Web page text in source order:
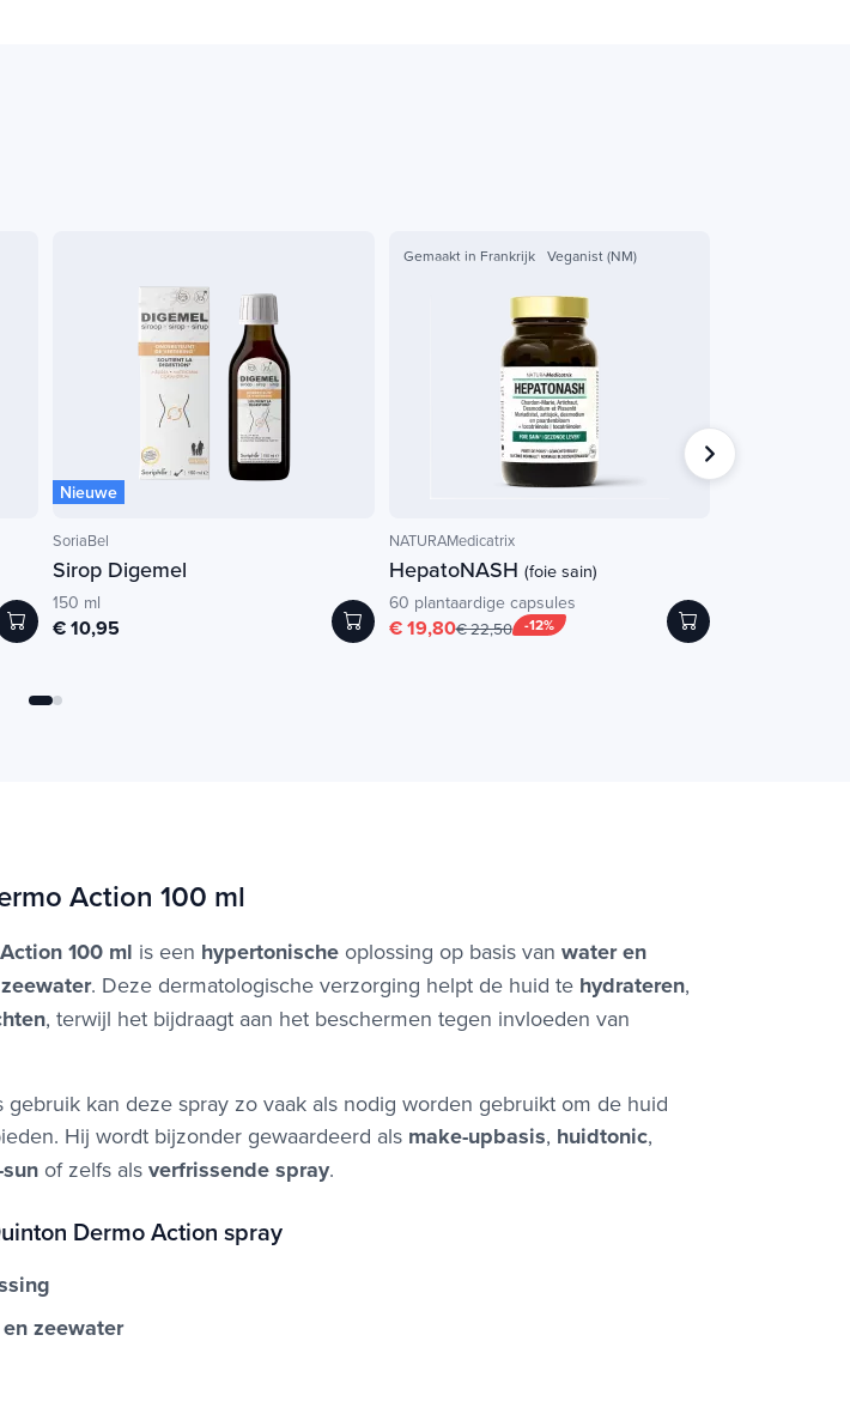
Nieuwe
SoriaBel
Sirop Digemel
150 ml
€ 10,95
Gemaakt in Frankrijk Veganist (NM)
NATURAMedicatrix
HepatoNASH (foie sain)
60 plantaardige capsules
-12%
€ 19,80€ 22,50
Action 100 ml
100 ml is een hypertonische oplossing op basis van water en
. Deze dermatologische verzorging helpt de huid te hydrateren,
, terwijl het bijdraagt aan het beschermen tegen invloeden van
gebruik kan deze spray zo vaak als nodig worden gebruikt om de huid
Hij wordt bijzonder gewaardeerd als make-upbasis, huidtonic,
of zelfs als verfrissende spray.
Dermo Action spray
zeewater